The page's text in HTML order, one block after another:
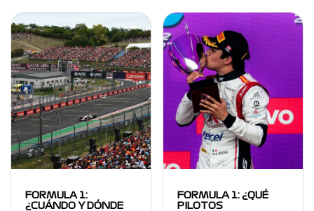
FORMULA 1:
¿CUÁNDO Y DÓNDE
FORMULA 1: ¿QUÉ
PILOTOS